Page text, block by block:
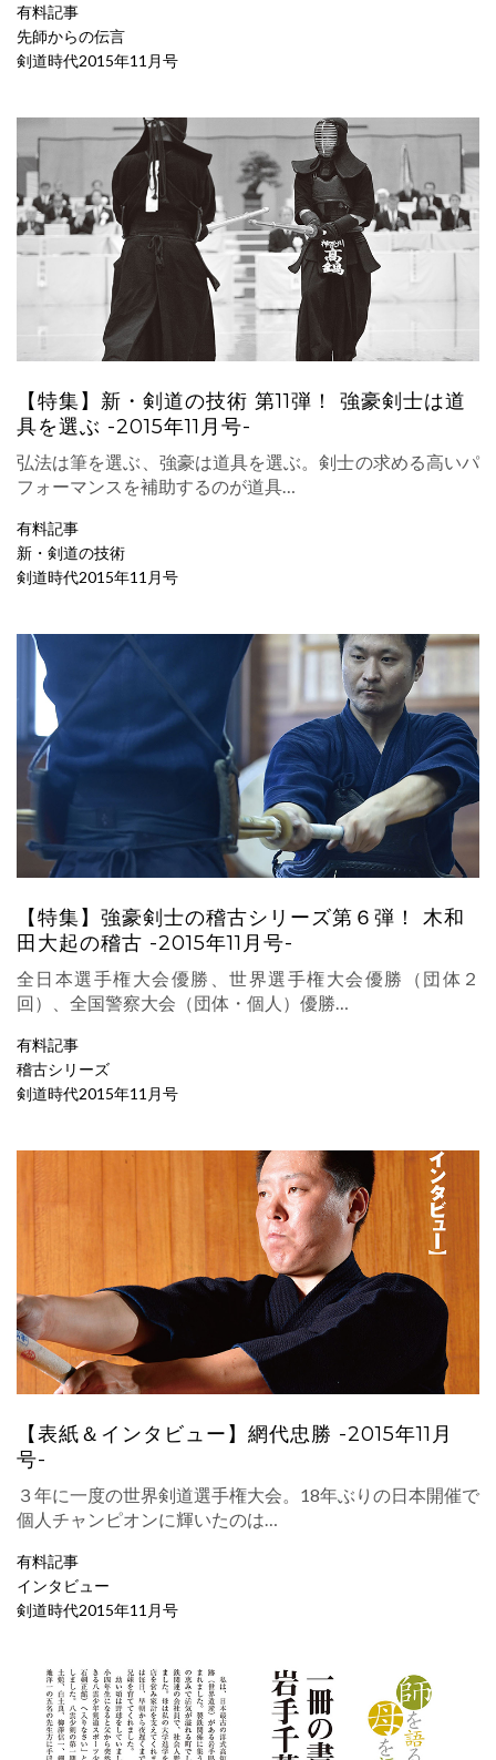
有料記事
先師からの伝言
剣道時代2015年11月号
【特集】新・剣道の技術 第11弾！ 強豪剣士は道
具を選ぶ -2015年11月号-
弘法は筆を選ぶ、強豪は道具を選ぶ。剣士の求める高いパ
フォーマンスを補助するのが道具…
有料記事
新・剣道の技術
剣道時代2015年11月号
【特集】強豪剣士の稽古シリーズ第６弾！ 木和
田大起の稽古 -2015年11月号-
全日本選手権大会優勝、世界選手権大会優勝（団体２
回）、全国警察大会（団体・個人）優勝…
有料記事
稽古シリーズ
剣道時代2015年11月号
【表紙＆インタビュー】網代忠勝 -2015年11月
号-
３年に一度の世界剣道選手権大会。18年ぶりの日本開催で
個人チャンピオンに輝いたのは…
有料記事
インタビュー
剣道時代2015年11月号